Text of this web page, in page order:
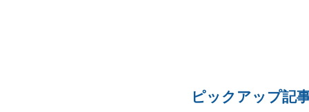
らい、ひどい便秘が続き手術後に快便に戻ったと
いう経緯もあり、便秘とお腹周りの変化に敏感にピックアップ記